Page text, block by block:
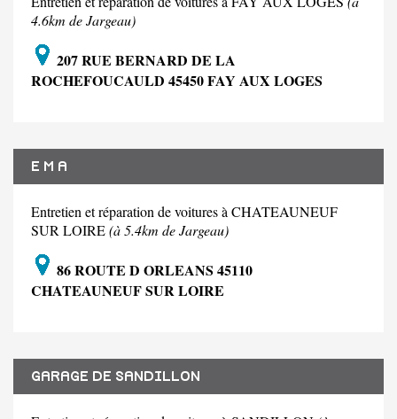
4.6km de Jargeau)
207 RUE BERNARD DE LA
ROCHEFOUCAULD 45450 FAY AUX LOGES
E M A
Entretien et réparation de voitures à CHATEAUNEUF
SUR LOIRE(à 5.4km de Jargeau)
86 ROUTE D ORLEANS 45110
CHATEAUNEUF SUR LOIRE
GARAGE DE SANDILLON